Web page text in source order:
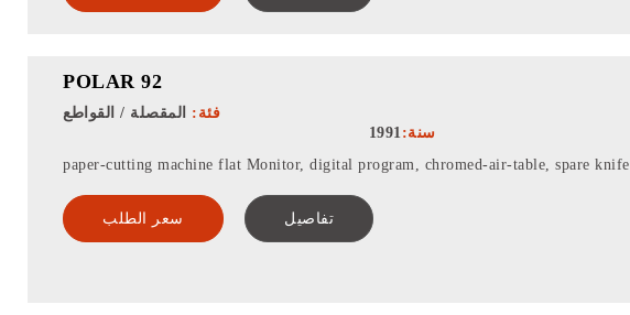
POLAR 92
فئة:
المقصلة / القواطع
سنة: 1991
paper-cutting machine flat Monitor, digital program, chromed-air-table, spare knife
تفاصيل سعر الطلب